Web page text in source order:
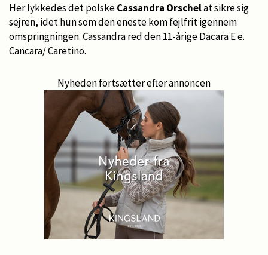
Her lykkedes det polskeCassandra Orschelat sikre sig
sejren, idet hun som den eneste kom fejlfrit igennem
omspringningen. Cassandra red den 11-årige Dacara E e.
Cancara/ Caretino.
Nyheden fortsætter efter annoncen